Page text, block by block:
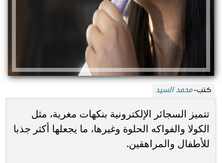
كتب-محمد السيد
تتميز السجائر الإلكترونية بنكهات مغرية، مثل
الكولا والفواكه الحلوة وغيرها، ما يجعلها أكثر جذبا
للأطفال والمراهقين.